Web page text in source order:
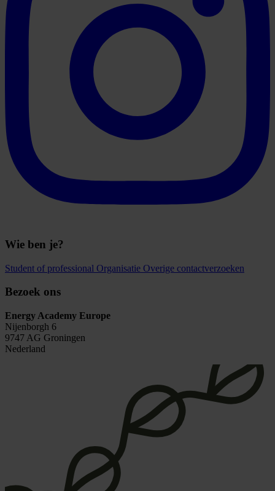
Wie ben je?
Student of professional Organisatie Overige contactverzoeken
Bezoek ons
Energy Academy Europe
Nijenborgh 6
9747 AG Groningen
Nederland